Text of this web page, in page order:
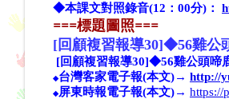
◆本課文對照錄音(12：00分)：
===標題圖照===
[回顧複習報導30]◆56雞公
[回顧複習報導30]◆56雞公頭啼
◆台灣客家電子報(本文)→ http://
◆屏東時報電子報(本文)→ https://